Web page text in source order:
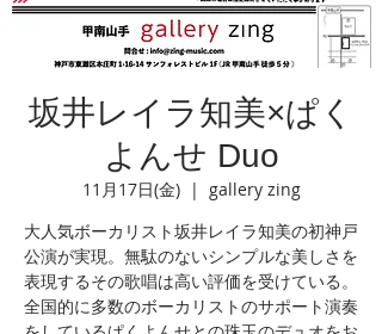
坂井レイラ知美×ぱく
よんせ Duo
11月17日(金)
  |
gallery zing
大人気ボーカリスト坂井レイラ知美の初神戸
公演が実現。無駄のないシンプルな美しさを
表現するその歌唱は高い評価を受けている。
全国的に多数のボーカリストのサポート演奏